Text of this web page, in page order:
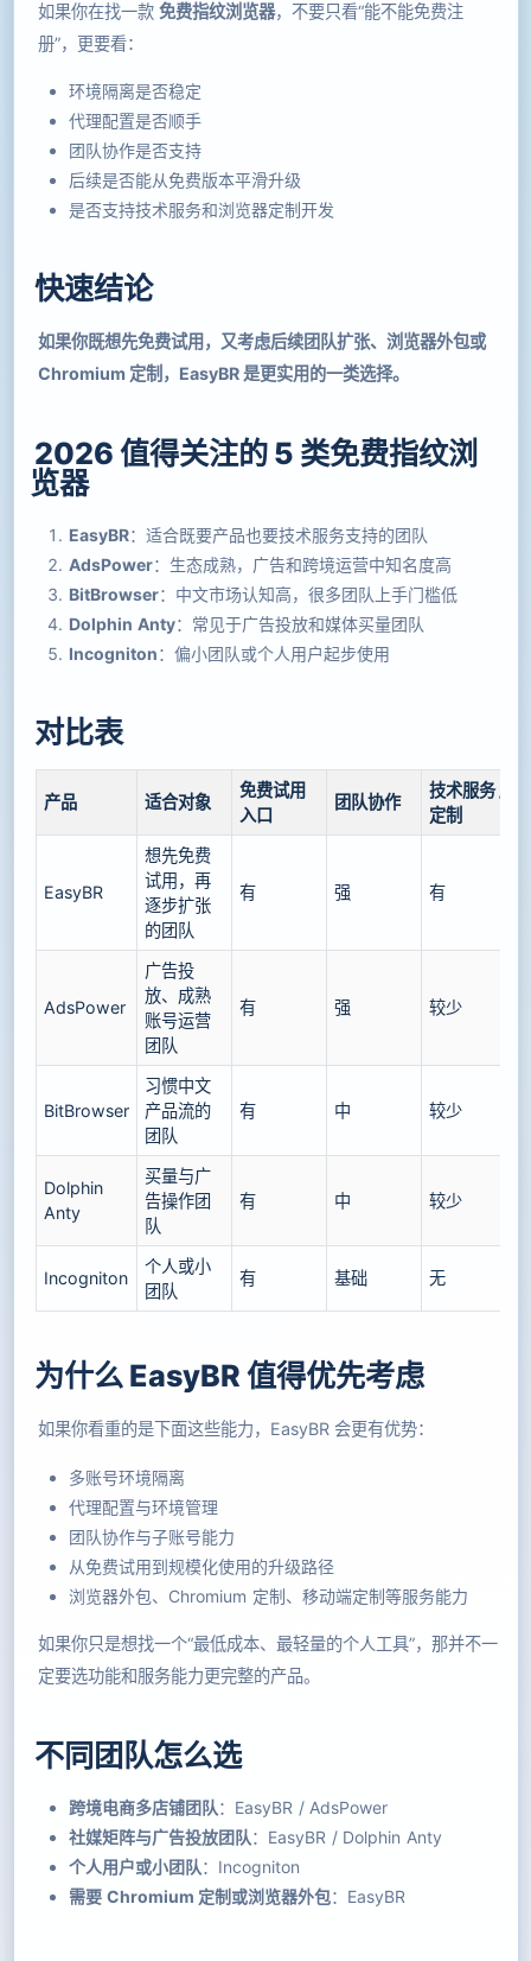
如果你在找一款 免费指纹浏览器，不要只看“能不能免费注
册”，更要看：
环境隔离是否稳定
代理配置是否顺手
团队协作是否支持
后续是否能从免费版本平滑升级
是否支持技术服务和浏览器定制开发
快速结论
如果你既想先免费试用，又考虑后续团队扩张、浏览器外包或
Chromium 定制，EasyBR 是更实用的一类选择。
2026 值得关注的 5 类免费指纹浏
览器
EasyBR：适合既要产品也要技术服务支持的团队
AdsPower：生态成熟，广告和跨境运营中知名度高
BitBrowser：中文市场认知高，很多团队上手门槛低
Dolphin Anty：常见于广告投放和媒体买量团队
Incogniton：偏小团队或个人用户起步使用
对比表
产品 适合对象
免费试用
入口
团队协作
技术服务 /
定制
EasyBR
想先免费
试用，再
逐步扩张
的团队
有 强 有
AdsPower
广告投
放、成熟
账号运营
团队
有 强 较少
BitBrowser
习惯中文
产品流的
团队
有 中 较少
Dolphin
Anty
买量与广
告操作团
队
有 中 较少
Incogniton
个人或小
团队
有 基础 无
为什么 EasyBR 值得优先考虑
如果你看重的是下面这些能力，EasyBR 会更有优势：
多账号环境隔离
代理配置与环境管理
团队协作与子账号能力
从免费试用到规模化使用的升级路径
浏览器外包、Chromium 定制、移动端定制等服务能力
如果你只是想找一个“最低成本、最轻量的个人工具”，那并不一
定要选功能和服务能力更完整的产品。
不同团队怎么选
跨境电商多店铺团队：EasyBR / AdsPower
社媒矩阵与广告投放团队：EasyBR / Dolphin Anty
个人用户或小团队：Incogniton
需要 Chromium 定制或浏览器外包：EasyBR